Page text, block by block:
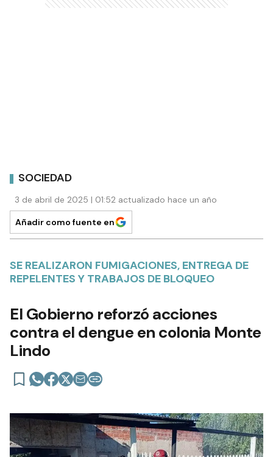
SOCIEDAD
3 de abril de 2025 | 01:52 actualizado hace un año
Añadir como fuente en
SE REALIZARON FUMIGACIONES, ENTREGA DE
REPELENTES Y TRABAJOS DE BLOQUEO
El Gobierno reforzó acciones
contra el dengue en colonia Monte
Lindo